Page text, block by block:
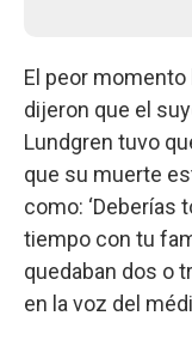
El peor
dijeron que el
Lundgren tuvo
que su muerte
como: ‘Deberías
tiempo con tu
quedaban dos o
en la voz del